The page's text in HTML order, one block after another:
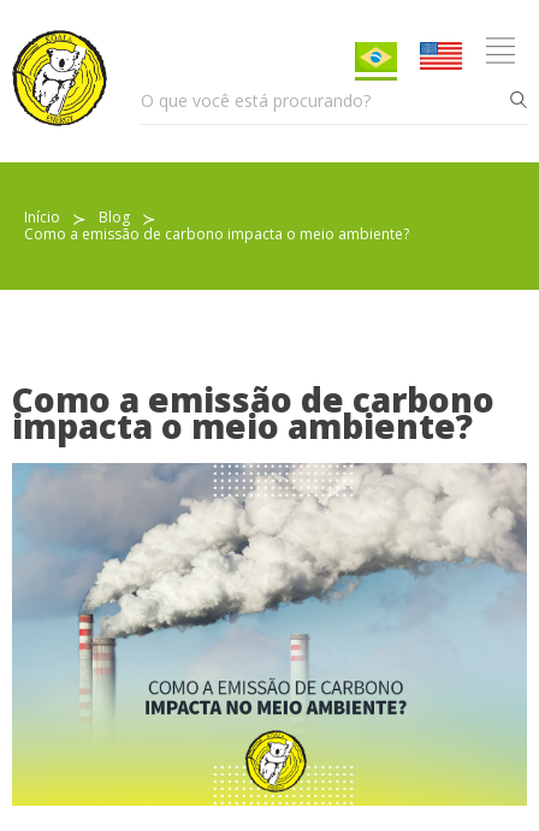
Início ≻ Blog ≻
Como a emissão de carbono impacta o meio ambiente?
Como a emissão de carbono
impacta o meio ambiente?
Pellet para Aquecimento
Sobre nós
Indicações de uso
Logística
Atendimento
Blog
Denúncias
Relatório Transparência